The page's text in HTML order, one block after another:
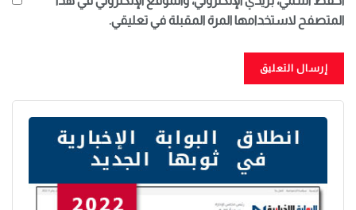
المتصفح لاستخدامها المرة المقبلة في تعليقي.